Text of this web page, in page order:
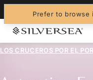
Prefer to browse
LOS CRUCEROS POR EL